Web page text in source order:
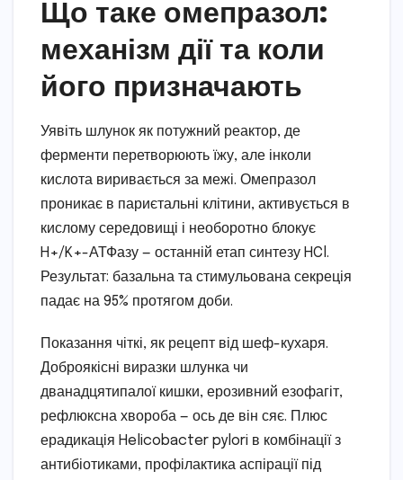
Що таке омепразол:
механізм дії та коли
його призначають
Уявіть шлунок як потужний реактор, де
ферменти перетворюють їжу, але інколи
кислота виривається за межі. Омепразол
проникає в париєтальні клітини, активується в
кислому середовищі і необоротно блокує
H+/K+-АТФазу — останній етап синтезу HCl.
Результат: базальна та стимульована секреція
падає на 95% протягом доби.
Показання чіткі, як рецепт від шеф-кухаря.
Доброякісні виразки шлунка чи
дванадцятипалої кишки, ерозивний езофагіт,
рефлюксна хвороба — ось де він сяє. Плюс
ерадикація Helicobacter pylori в комбінації з
антибіотиками, профілактика аспірації під